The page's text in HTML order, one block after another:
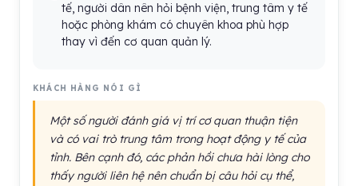
tế, người dân nên hỏi bệnh viện, trung tâm y tế
hoặc phòng khám có chuyên khoa phù hợp
thay vì đến cơ quan quản lý.
KHÁCH HÀNG NÓI GÌ
Một số người đánh giá vị trí cơ quan thuận tiện
và có vai trò trung tâm trong hoạt động y tế của
tỉnh. Bên cạnh đó, các phản hồi chưa hài lòng cho
thấy người liên hệ nên chuẩn bị câu hỏi cụ thể,